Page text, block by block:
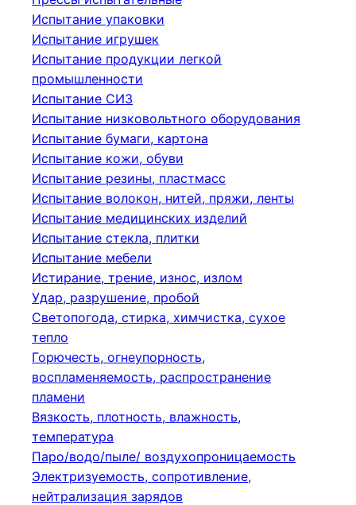
Испытание упаковки
Испытание игрушек
Испытание продукции легкой
промышленности
Испытание СИЗ
Испытание низковольтного оборудования
Испытание бумаги, картона
Испытание кожи, обуви
Испытание резины, пластмасс
Испытание волокон, нитей, пряжи, ленты
Испытание медицинских изделий
Испытание стекла, плитки
Испытание мебели
Истирание, трение, износ, излом
Удар, разрушение, пробой
Светопогода, стирка, химчистка, сухое
тепло
Горючесть, огнеупорность,
воспламеняемость, распространение
пламени
Вязкость, плотность, влажность,
температура
Паро/водо/пыле/ воздухопроницаемость
Электризуемость, сопротивление,
нейтрализация зарядов